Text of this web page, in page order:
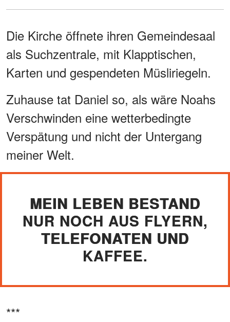
Die Kirche öffnete ihren Gemeindesaal
als Suchzentrale, mit Klapptischen,
Karten und gespendeten Müsliriegeln.
Zuhause tat Daniel so, als wäre Noahs
Verschwinden eine wetterbedingte
Verspätung und nicht der Untergang
meiner Welt.
MEIN LEBEN BESTAND
NUR NOCH AUS FLYERN,
TELEFONATEN UND
KAFFEE.
***